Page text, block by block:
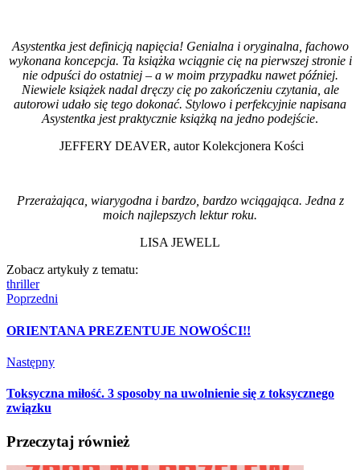
Asystentka jest definicją napięcia! Genialna i oryginalna, fachowo
wykonana koncepcja. Ta książka wciągnie cię na pierwszej stronie i
nie odpuści do ostatniej – a w moim przypadku nawet później.
Niewiele książek nadal dręczy cię po zakończeniu czytania, ale
autorowi udało się tego dokonać. Stylowo i perfekcyjnie napisana
Asystentka jest praktycznie książką na jedno podejście.
JEFFERY DEAVER, autor Kolekcjonera Kości
Przerażająca, wiarygodna i bardzo, bardzo wciągająca. Jedna z
moich najlepszych lektur roku.
LISA JEWELL
Zobacz artykuły z tematu:
thriller
Poprzedni
ORIENTANA PREZENTUJE NOWOŚCI!!
Następny
Toksyczna miłość. 3 sposoby na uwolnienie się z toksycznego
związku
Przeczytaj również